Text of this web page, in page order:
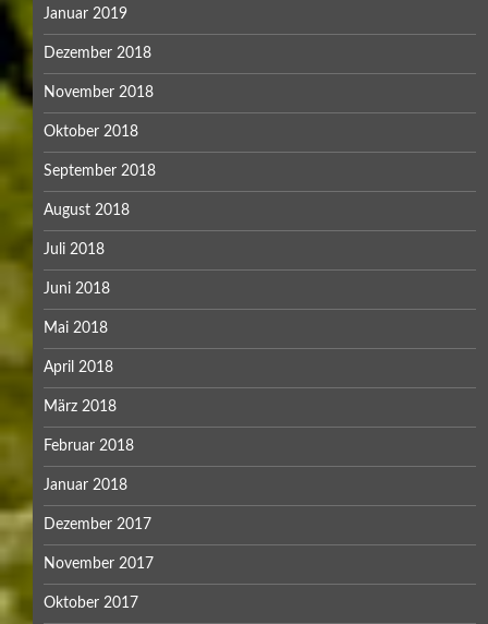
Januar 2019
Dezember 2018
November 2018
Oktober 2018
September 2018
August 2018
Juli 2018
Juni 2018
Mai 2018
April 2018
März 2018
Februar 2018
Januar 2018
Dezember 2017
November 2017
Oktober 2017